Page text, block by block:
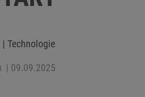
Technologie
| 09.09.2025